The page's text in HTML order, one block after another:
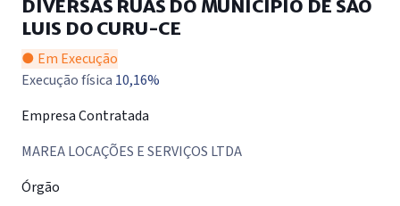
DIVERSAS RUAS DO MUNICIPIO DE SÃO
LUIS DO CURU-CE
● Em Execução
Execução física 10,16%
Empresa Contratada
MAREA LOCAÇÕES E SERVIÇOS LTDA
Órgão